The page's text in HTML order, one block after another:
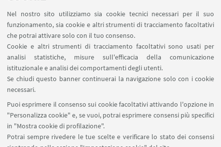
Nel nostro sito utilizziamo sia cookie tecnici necessari per il suo
funzionamento, sia cookie e altri strumenti di tracciamento facoltativi
che potrai attivare solo con il tuo consenso.
Cookie e altri strumenti di tracciamento facoltativi sono usati per
analisi statistiche, misure sull'efficacia della comunicazione
istituzionale e analisi dei comportamenti degli utenti.
Se chiudi questo banner continuerai la navigazione solo con i cookie
necessari.
Puoi esprimere il consenso sui cookie facoltativi attivando l'opzione in
"Personalizza cookie" e, se vuoi, potrai esprimere consensi più specifici
in "Mostra cookie di profilazione".
Potrai sempre rivedere le tue scelte e verificare lo stato dei consensi
UNIBO:https://www.unibo.it/en/study/phd-
professional-masters-specialisation-schools-and-
other-programmes/summer-and-winter-
schools/2025/ilio-italian-literature-international-
observatory
Contatti
Per informazioni specifiche
contattareficlit.ilio@unibo.it ;lavinia.torti2@unibo.i